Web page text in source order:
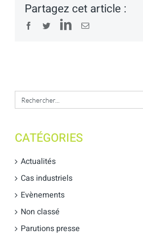
Partagez cet article :
FacebookTwitterLinkedIn
Email
Search
for:
CATÉGORIES
Actualités
Cas industriels
Evènements
Non classé
Parutions presse